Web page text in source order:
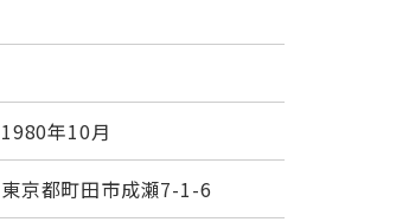
1980年10月
東京都町田市成瀬7-1-6